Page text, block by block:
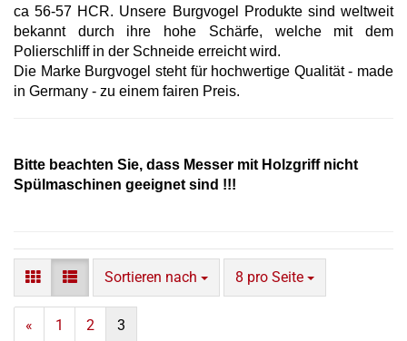
ca 56-57 HCR. Unsere Burgvogel Produkte sind weltweit
bekannt durch ihre hohe Schärfe, welche mit dem
Polierschliff in der Schneide erreicht wird.
Die Marke Burgvogel steht für hochwertige Qualität - made
in Germany - zu einem fairen Preis.
Bitte beachten Sie, dass Messer mit Holzgriff nicht
Spülmaschinen geeignet sind !!!
Sortieren nach
Sortieren nach 8 pro Seite
pro Seite
« 1 2 3